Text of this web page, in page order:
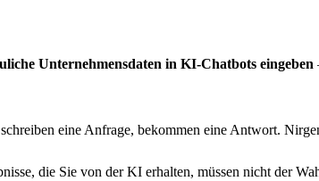
Unternehmensdaten in KI-Chatbots eingeben
eine Anfrage, bekommen eine Antwort.
die Sie von der KI erhalten, müssen nicht der